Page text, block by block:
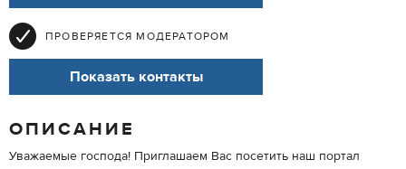
ПРОВЕРЯЕТСЯ МОДЕРАТОРОМ
Показать контакты
ОПИСАНИЕ
Уважаемые господа! Приглашаем Вас посетить наш портал